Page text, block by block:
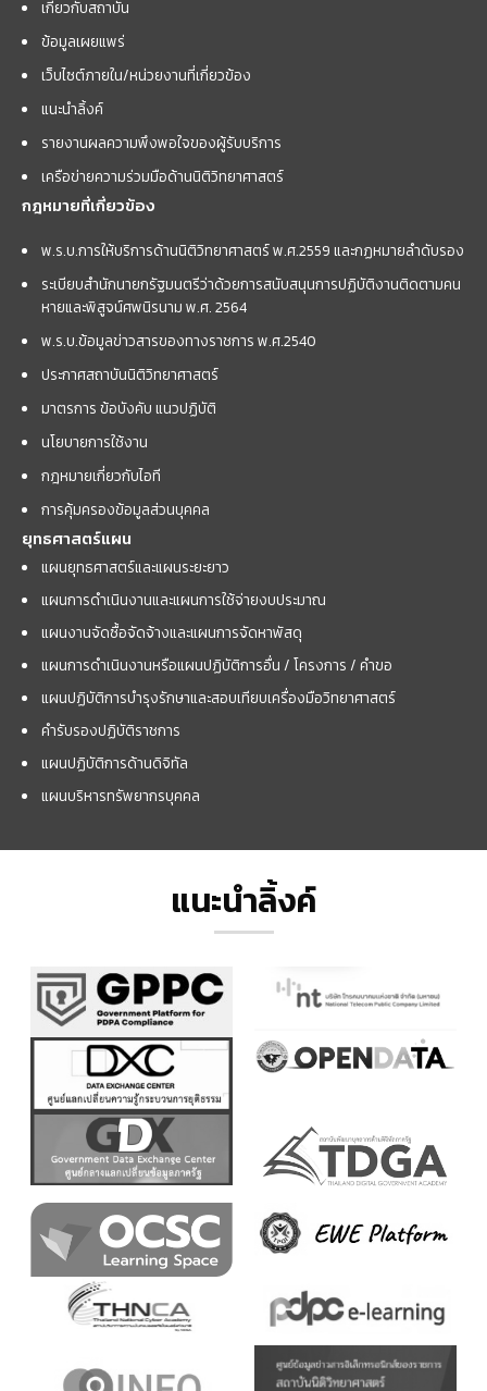
เกี่ยวกับสถาบัน
ข้อมูลเผยแพร่
เว็บไซต์ภายใน/หน่วยงานที่เกี่ยวข้อง
แนะนำลิ้งค์
รายงานผลความพึงพอใจของผู้รับบริการ
เครือข่ายความร่วมมือด้านนิติวิทยาศาสตร์
กฎหมายที่เกี่ยวข้อง
พ.ร.บ.การให้บริการด้านนิติวิทยาศาสตร์ พ.ศ.2559 และกฏหมายลำดับรอง
ระเบียบสำนักนายกรัฐมนตรีว่าด้วยการสนับสนุนการปฏิบัติงานติดตามคน
หายและพิสูจน์ศพนิรนาม พ.ศ. 2564
พ.ร.บ.ข้อมูลข่าวสารของทางราชการ พ.ศ.2540
ประกาศสถาบันนิติวิทยาศาสตร์
มาตรการ ข้อบังคับ แนวปฏิบัติ
นโยบายการใช้งาน
กฎหมายเกี่ยวกับไอที
การคุ้มครองข้อมูลส่วนบุคคล
ยุทธศาสตร์แผน
แผนยุทธศาสตร์และแผนระยะยาว
แผนการดำเนินงานและแผนการใช้จ่ายงบประมาณ
แผนงานจัดซื้อจัดจ้างและแผนการจัดหาพัสดุ
แผนการดำเนินงานหรือแผนปฏิบัติการอื่น / โครงการ / คำขอ
แผนปฏิบัติการบำรุงรักษาและสอบเทียบเครื่องมือวิทยาศาสตร์
คำรับรองปฏิบัติราชการ
แผนปฏิบัติการด้านดิจิทัล
แผนบริหารทรัพยากรบุคคล
แนะนำลิ้งค์